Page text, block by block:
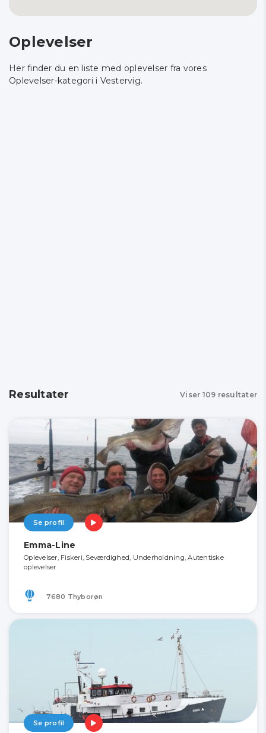
Oplevelser
Her finder du en liste med oplevelser fra vores
Oplevelser-kategori i Vestervig.
Resultater Viser 109 resultater
Se profil
Emma-Line
Oplevelser, Fiskeri, Seværdighed, Underholdning, Autentiske
oplevelser
7680 Thyborøn
Se profil